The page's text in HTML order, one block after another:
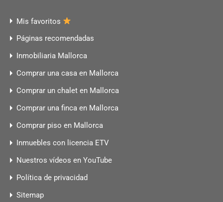
Mis favoritos
Páginas recomendadas
Inmobiliaria Mallorca
Comprar una casa en Mallorca
Comprar un chalet en Mallorca
Comprar una finca en Mallorca
Comprar piso en Mallorca
Inmuebles con licencia ETV
Nuestros vídeos en YouTube
Política de privacidad
Sitemap